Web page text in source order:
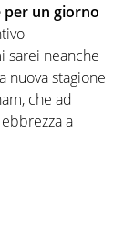
un giorno
sarei neanche
nuova stagione
che ad
a